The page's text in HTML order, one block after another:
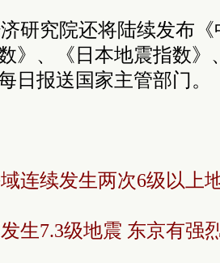
研究院还将陆续发布
》、《日本地震指数
日报送国家主管部门。
连续发生两次6级以上
生7.3级地震 东京有强